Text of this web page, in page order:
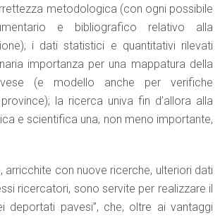
metodologica (con ogni possibile
e bibliografico relativo alla
i dati statistici e quantitativi rilevati
importanza per una mappatura della
(e modello anche per verifiche
la ricerca univa fin d’allora alla
e scientifica una, non meno importante,
arricchite con nuove ricerche, ulteriori dati
ricercatori, sono servite per realizzare il
deportati pavesi”, che, oltre ai vantaggi